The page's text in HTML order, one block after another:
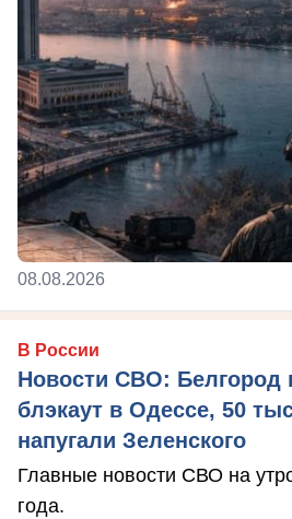
08.08.2026
В России
Новости СВО: Белгород
блэкаут в Одессе, 50
напугали Зеленского
Главные новости СВО на
года.